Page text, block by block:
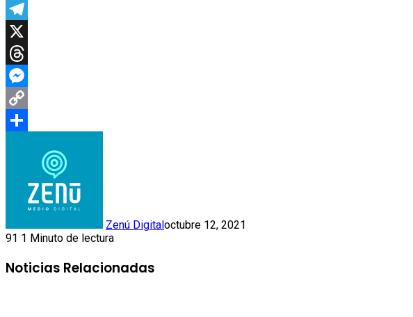
WhatsApp
Telegram
X
Threads
Messenger
Copy
Zenú Digital octubre 12, 2021
91 1 Minuto de lectura
Noticias Relacionadas